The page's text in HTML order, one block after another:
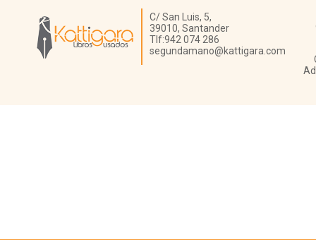
Librería Kattigara
C/ San Luis, 5,
39010, Santander
Tlf:942 074 286
segundamano@kattigara.com